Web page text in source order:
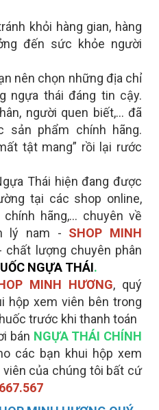
khỏi hàng gian, hàng
đến sức khỏe người
nên chọn những địa chỉ
ngựa thái đáng tin cậy.
người quen biết,… đã
sản phẩm chính hãng.
tật mang” rồi lại rước
Thái hiện đang được
tại các shop online,
hãng,… chuyên về
lý nam - SHOP MINH
chất lượng chuyên phân
NGỰA THÁI.
MINH HƯƠNG, quý
hộp xem viên bên trong
trước khi thanh toán
bán NGỰA THÁI CHÍNH
các bạn khui hộp xem
của chúng tôi bất cứ